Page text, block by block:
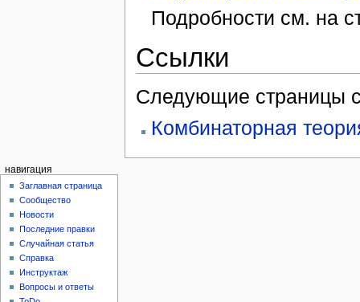
Подробности см. на
Ссылки
Следующие страницы
Комбинаторная
навигация
Заглавная страница
Сообщество
Новости
Последние правки
Случайная статья
Справка
Инструктаж
Вопросы и ответы